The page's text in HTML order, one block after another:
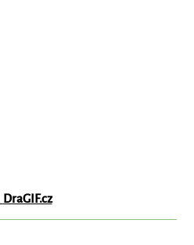
DraGIF.cz